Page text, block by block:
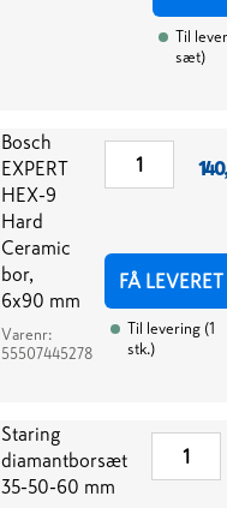
Til
sæt)
Bosch
EXPERT
HEX-9
Hard
Ceramic
bor,
6x90 mm
Varenr:
55507445278
FÅ LEVERET
Til levering (1
stk.)
Staring
diamantborsæt
35-50-60 mm